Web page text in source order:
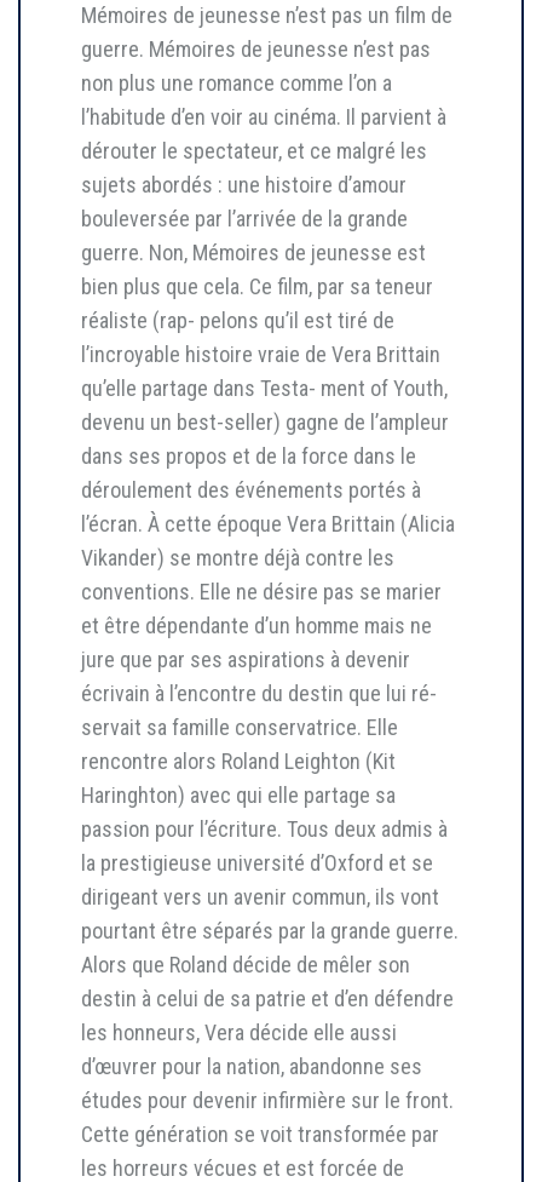
Mémoires de jeunesse n’est pas un film de
guerre. Mémoires de jeunesse n’est pas
non plus une romance comme l’on a
l’habitude d’en voir au cinéma. Il parvient à
dérouter le spectateur, et ce malgré les
sujets abordés : une histoire d’amour
bouleversée par l’arrivée de la grande
guerre. Non, Mémoires de jeunesse est
bien plus que cela. Ce film, par sa teneur
réaliste (rap- pelons qu’il est tiré de
l’incroyable histoire vraie de Vera Brittain
qu’elle partage dans Testa- ment of Youth,
devenu un best-seller) gagne de l’ampleur
dans ses propos et de la force dans le
déroulement des événements portés à
l’écran. À cette époque Vera Brittain (Alicia
Vikander) se montre déjà contre les
conventions. Elle ne désire pas se marier
et être dépendante d’un homme mais ne
jure que par ses aspirations à devenir
écrivain à l’encontre du destin que lui ré-
servait sa famille conservatrice. Elle
rencontre alors Roland Leighton (Kit
Haringhton) avec qui elle partage sa
passion pour l’écriture. Tous deux admis à
la prestigieuse université d’Oxford et se
dirigeant vers un avenir commun, ils vont
pourtant être séparés par la grande guerre.
Alors que Roland décide de mêler son
destin à celui de sa patrie et d’en défendre
les honneurs, Vera décide elle aussi
d’œuvrer pour la nation, abandonne ses
études pour devenir infirmière sur le front.
Cette génération se voit transformée par
les horreurs vécues et est forcée de